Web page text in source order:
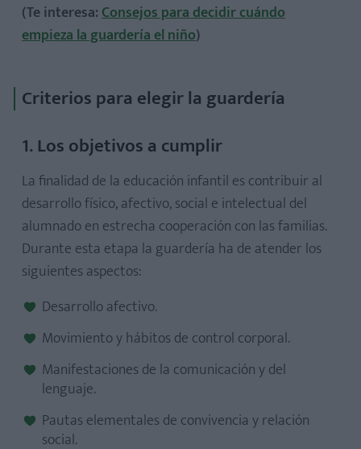
(Te interesa:Consejos para decidir cuándo
empieza la guardería el niño)
Criterios para elegir la guardería
1. Los objetivos a cumplir
La finalidad de la educación infantil es contribuir al
desarrollo físico, afectivo, social e intelectual del
alumnado en estrecha cooperación con las familias.
Durante esta etapa la guardería ha de atender los
siguientes aspectos:
Desarrollo afectivo.
Movimiento y hábitos de control corporal.
Manifestaciones de la comunicación y del
lenguaje.
Pautas elementales de convivencia y relación
social.